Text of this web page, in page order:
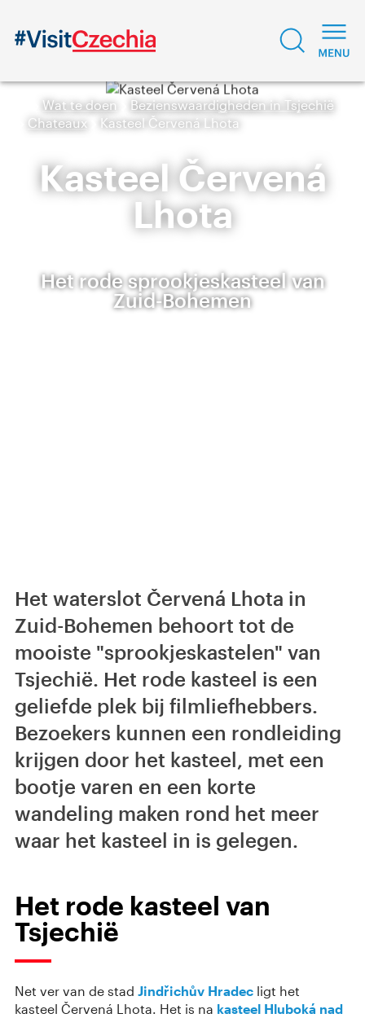
Wat te doen
Bezienswaardigheden in Tsjechië
Chateaux
Kasteel Červená Lhota
Kasteel Červená
Lhota
Het rode sprookjeskasteel van
Zuid-Bohemen
Het waterslot Červená Lhota in
Zuid-Bohemen behoort tot de
mooiste "sprookjeskastelen" van
Tsjechië. Het rode kasteel is een
geliefde plek bij filmliefhebbers.
Bezoekers kunnen een rondleiding
krijgen door het kasteel, met een
bootje varen en een korte
wandeling maken rond het meer
waar het kasteel in is gelegen.
Het rode kasteel van
Tsjechië
Net ver van de stad Jindřichův Hradec ligt het
kasteel Červená Lhota. Het is na kasteel Hluboká nad